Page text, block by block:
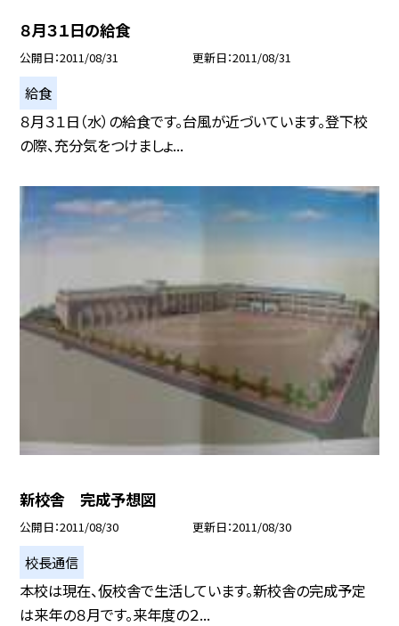
８月３１日の給食
公開日 2011/08/31 更新日 2011/08/31
給食
８月３１日（水）の給食です。台風が近づいています。登下校
の際、充分気をつけましょ...
新校舎 完成予想図
公開日 2011/08/30 更新日 2011/08/30
校長通信
本校は現在、仮校舎で生活しています。新校舎の完成予定
は来年の８月です。来年度の２...